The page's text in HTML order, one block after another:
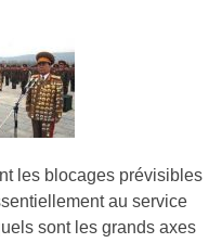
les blocages prévisibles
au service
sont les grands axes